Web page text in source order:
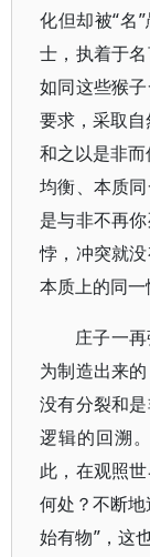
化但却被“名
士，执着于
如同这些猴
要求，采取
和之以是非
均衡、本质
是与非不再
悖，冲突就
本质上的同一
庄子一
为制造出来
没有分裂和
逻辑的回溯
此，在观照
何处？不断
始有物”，这